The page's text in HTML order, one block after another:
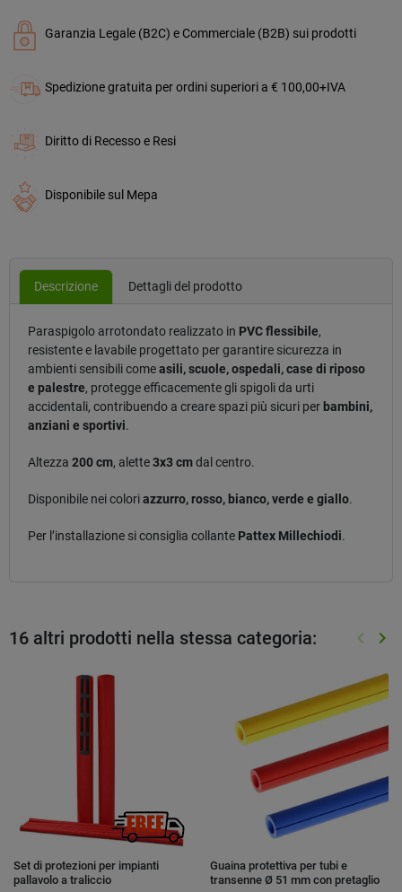
Garanzia Legale (B2C) e Commerciale (B2B) sui prodotti
Spedizione gratuita per ordini superiori a € 100,00+IVA
Diritto di Recesso e Resi
Disponibile sul Mepa
Descrizione Dettagli del prodotto
Paraspigolo arrotondato realizzato in PVC flessibile,
resistente e lavabile progettato per garantire sicurezza in
ambienti sensibili comeasili, scuole, ospedali, case di riposo
e palestre, protegge efficacemente gli spigoli da urti
accidentali, contribuendo a creare spazi più sicuri per bambini,
anziani e sportivi.
Altezza 200 cm, alette3x3 cmdal centro.
Disponibile nei coloriazzurro, rosso, bianco, verde e giallo.
Per l’installazione si consiglia collante Pattex Millechiodi.
16 altri prodotti nella stessa categoria: keyboard_arrow_left keyboard_arrow_right
Set di protezioni per impianti
pallavolo a traliccio
Guaina protettiva per tubi e
transenne Ø 51 mm con pretaglio